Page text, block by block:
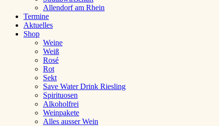
Allendorf am Rhein
Termine
Aktuelles
Shop
Weine
Weiß
Rosé
Rot
Sekt
Save Water Drink Riesling
Spirituosen
Alkoholfrei
Weinpakete
Alles ausser Wein